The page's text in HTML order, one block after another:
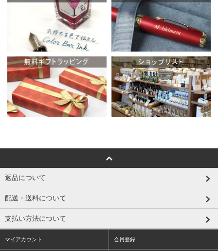
返品について
配送・送料について
支払い方法について
マイアカウント 会員登録